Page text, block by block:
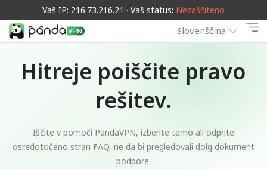
Vaš IP: 216.73.216.21 · Vaš status: Nezaščiteno
Slovenščina
Hitreje poiščite pravo
rešitev.
Iščite v pomoči PandaVPN, izberite temo ali odprite
osredotočeno stran FAQ, ne da bi pregledovali dolg dokument
podpore.